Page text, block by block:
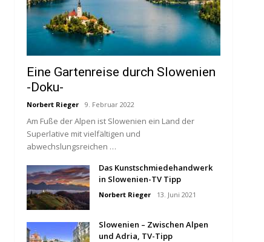
Eine Gartenreise durch Slowenien
-Doku-
Norbert Rieger 9. Februar 2022
Am Fuße der Alpen ist Slowenien ein Land der
Superlative mit vielfältigen und
abwechslungsreichen …
Das Kunstschmiedehandwerk
in Slowenien-TV Tipp
Norbert Rieger 13. Juni 2021
Slowenien – Zwischen Alpen
und Adria, TV-Tipp